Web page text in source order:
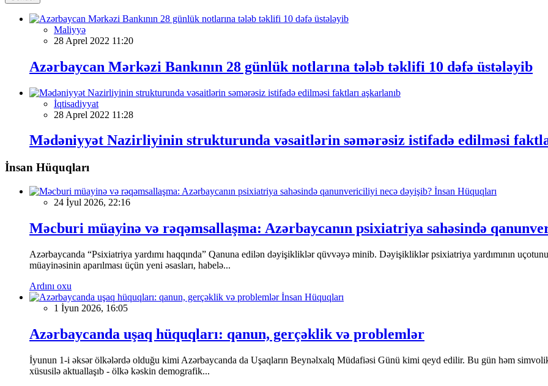
Maliyyə
28 Aprel 2022 11:20
Azərbaycan Mərkəzi Bankının 28 günlük notlarına tələb təklifi 10 dəfə üstələyib
İqtisadiyyat
28 Aprel 2022 11:28
Mədəniyyət Nazirliyinin strukturunda vəsaitlərin səmərəsiz istifadə edilməsi
İnsan Hüquqları
İnsan Hüquqları
24 İyul 2026, 22:16
Məcburi müayinə və rəqəmsallaşma: Azərbaycanın psixiatriya sahəsində
Azərbaycanda “Psixiatriya yardımı haqqında” Qanuna edilən dəyişikliklər qüvvəyə minib. Dəyişikliklər psixiatriya yardımının
müayinəsinin aparılması üçün yeni əsasları, habelə...
Ardını oxu
İnsan Hüquqları
1 İyun 2026, 16:05
Azərbaycanda uşaq hüquqları: qanun, gerçəklik və problemlər
İyunun 1-i əksər ölkələrdə olduğu kimi Azərbaycanda da Uşaqların Beynəlxalq Müdafiəsi Günü kimi qeyd edilir. Bu gün həm
xüsusilə aktuallaşıb - ölkə kəskin demografik...